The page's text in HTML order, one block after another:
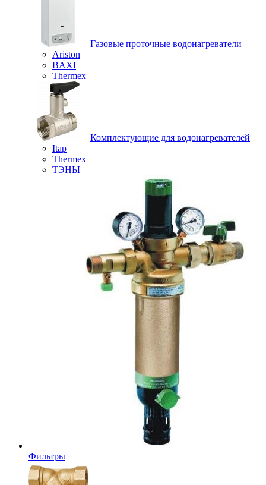
Газовые проточные водонагреватели
Ariston
BAXI
Thermex
Комплектующие для водонагревателей
Itap
Thermex
ТЭНЫ
Фильтры